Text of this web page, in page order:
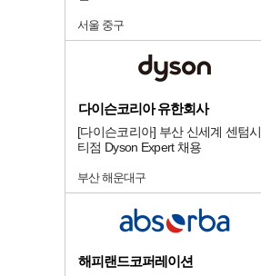
서울 중구
다이슨코리아 유한회사
[다이슨코리아] 부산 신세계 센텀시
티점 Dyson Expert 채용
부산 해운대구
해피랜드코퍼레이션